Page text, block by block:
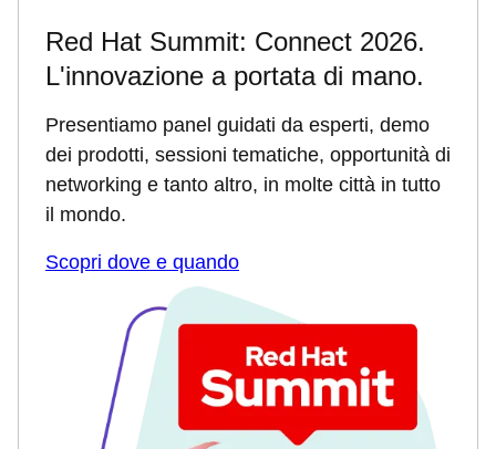
Red Hat Summit: Connect 2026.
L'innovazione a portata di mano.
Presentiamo panel guidati da esperti, demo
dei prodotti, sessioni tematiche, opportunità di
networking e tanto altro, in molte città in tutto
il mondo.
Scopri dove e quando